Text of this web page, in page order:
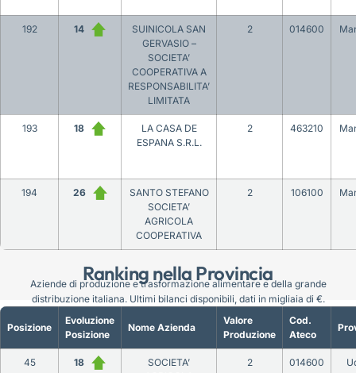
Ranking nella Provincia
192 14
SUINICOLA SAN
GERVASIO –
SOCIETA’
COOPERATIVA A
RESPONSABILITA’
LIMITATA
2 014600
193 18
LA CASA DE
ESPANA S.R.L.
2 463210
194 26
SANTO STEFANO
SOCIETA’
AGRICOLA
COOPERATIVA
2 106100
Posizione
Evoluzione
Posizione
Nome Azienda
Valore
Produzione
Cod.
Ateco
45 18
SOCIETA’
2 014600
Aziende di produzione e trasformazione alimentare e della grande
distribuzione italiana. Ultimi bilanci disponibili, dati in migliaia di €.